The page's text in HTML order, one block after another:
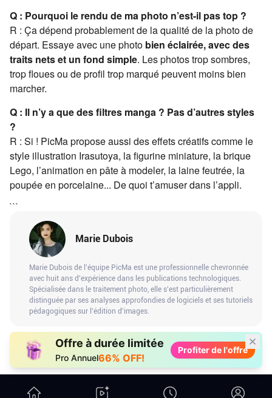
Q : Pourquoi le rendu de ma photo n’est-il pas top ?
R : Ça dépend probablement de la qualité de la photo de
départ. Essaye avec une photo bien éclairée, avec des
traits nets et un fond simple. Les photos trop sombres,
trop floues ou de profil trop marqué peuvent moins bien
marcher.
Q : Il n’y a que des filtres manga ? Pas d’autres styles
?
R : Si ! PicMa propose aussi des effets créatifs comme le
style illustration Irasutoya, la figurine miniature, la brique
Lego, l’animation en pâte à modeler, la laine feutrée, la
poupée en porcelaine... De quoi t’amuser dans l’appli.
```
Marie Dubois
Marie Dubois de l'équipe PicMa est une professionnelle chevronnée
avec huit ans d'expérience dans les publications technologiques.
Spécialisée dans le traitement photo, elle s'est particulièrement
distinguée par ses analyses approfondies de logiciels et ses tutoriels
pédagogiques sur l'édition d'images.
Offre à durée limitée
Pro Annuel66% OFF!
Profiter de l'offre